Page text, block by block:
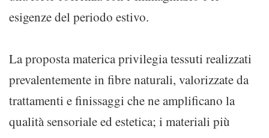
esigenze del periodo estivo.
La proposta materica privilegia tessuti realizzati
prevalentemente in fibre naturali, valorizzate da
trattamenti e finissaggi che ne amplificano la
qualità sensoriale ed estetica; i materiali più